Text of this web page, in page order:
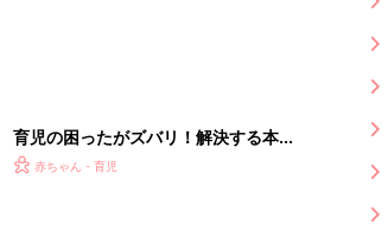
育児の困ったがズバリ！解決する本
『ひよこクラブ 秋号』 4カ月～2才
赤ちゃん・育児